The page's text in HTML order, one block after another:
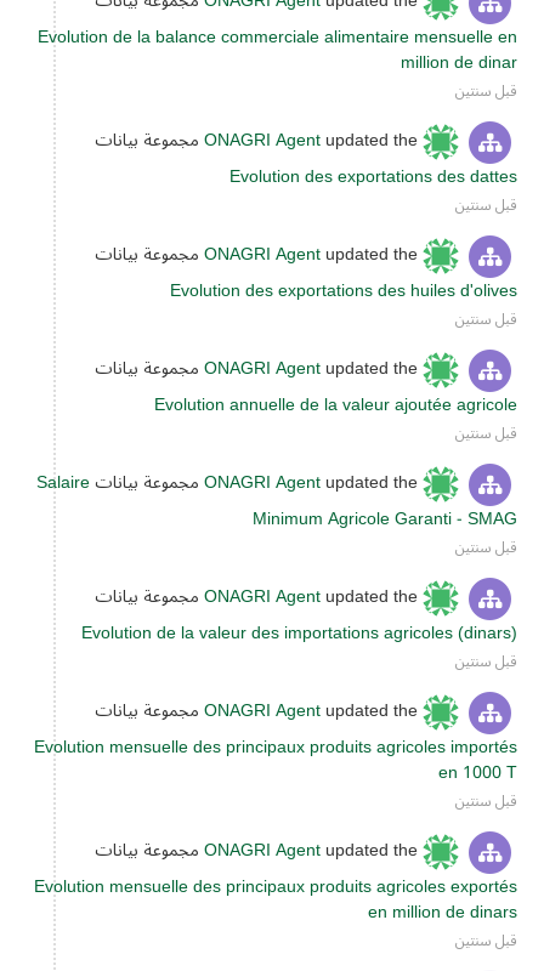
Evolution de la balance commerciale alimentaire mensuelle en
million de dinar
قبل سنتين
ONAGRI Agentupdated the مجموعة بيانات
Evolution des exportations des dattes
قبل سنتين
ONAGRI Agentupdated the مجموعة بيانات
Evolution des exportations des huiles d'olives
قبل سنتين
ONAGRI Agentupdated the مجموعة بيانات
Evolution annuelle de la valeur ajoutée agricole
قبل سنتين
ONAGRI Agentupdated the مجموعة بيانات
Salaire
Minimum Agricole Garanti - SMAG
قبل سنتين
ONAGRI Agentupdated the مجموعة بيانات
Evolution de la valeur des importations agricoles (dinars)
قبل سنتين
ONAGRI Agentupdated the مجموعة بيانات
Evolution mensuelle des principaux produits agricoles importés
en 1000 T
قبل سنتين
ONAGRI Agentupdated the مجموعة بيانات
Evolution mensuelle des principaux produits agricoles exportés
en million de dinars
قبل سنتين